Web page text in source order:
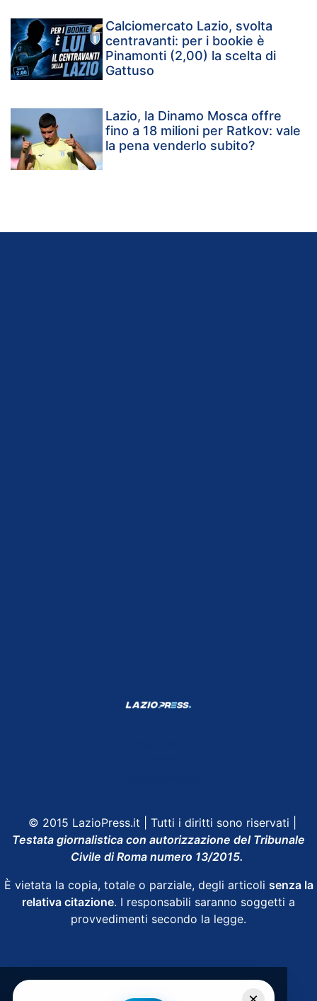
Calciomercato Lazio, svolta
centravanti: per i bookie è
Pinamonti (2,00) la scelta di
Gattuso
Lazio, la Dinamo Mosca offre
fino a 18 milioni per Ratkov: vale
la pena venderlo subito?
© 2015 LazioPress.it | Tutti i diritti sono riservati |
Testata giornalistica con autorizzazione del Tribunale
Civile di Roma numero 13/2015.
È vietata la copia, totale o parziale, degli articoli senza la
relativa citazione. I responsabili saranno soggetti a
provvedimenti secondo la legge.